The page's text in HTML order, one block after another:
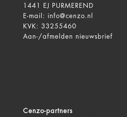
1441 EJ PURMEREND
E-mail:
info@cenzo.nl
KVK: 33255460
Aan-/afmelden
nieuwsbrief
Cenzo-partners